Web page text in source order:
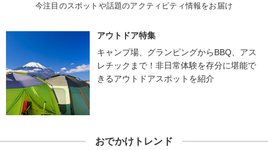
今注目のスポットや話題のアクティビティ情報をお届け
アウトドア特集
キャンプ場、グランピングからBBQ、アス
レチックまで！非日常体験を存分に堪能で
きるアウトドアスポットを紹介
おでかけトレンド